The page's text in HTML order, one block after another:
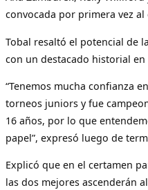
convocada por primera vez
Tobal resaltó el potencial de
con un destacado historial
“Tenemos mucha confianza
torneos juniors y fue
16 años, por lo que
papel”, expresó luego de
Explicó que en el certamen
las dos mejores ascenderán